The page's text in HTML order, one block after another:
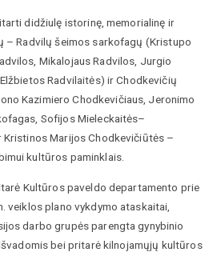
didžiulę istorinę, memorialinę ir
– Radvilų šeimos sarkofagų (Kristupo
Mikalojaus Radvilos, Jurgio
Radvilaitės) ir Chodkevičių
Kazimiero Chodkevičiaus, Jeronimo
Sofijos Mieleckaitės–
Marijos Chodkevičiūtės –
kultūros paminklais.
Kultūros paveldo departamento prie
veiklos plano vykdymo ataskaitai,
darbo grupės parengta gynybinio
bei pritarė kilnojamųjų kultūros